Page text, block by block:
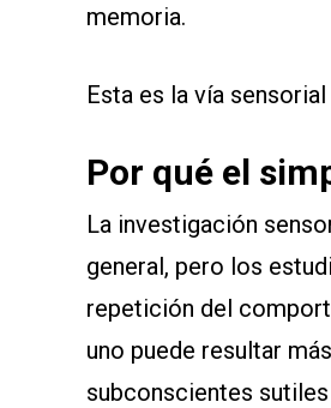
memoria.
Esta es la vía
Por qué el
La investigación
general, pero los
repetición del
uno puede resultar
subconscientes